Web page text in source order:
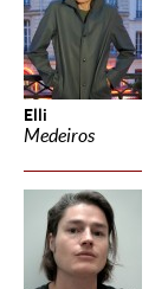
Elli
Medeiros